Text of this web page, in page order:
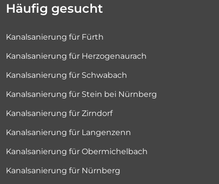
Häufig gesucht
Kanalsanierung für Fürth
Kanalsanierung für Herzogenaurach
Kanalsanierung für Schwabach
Kanalsanierung für Stein bei Nürnberg
Kanalsanierung für Zirndorf
Kanalsanierung für Langenzenn
Kanalsanierung für Obermichelbach
Kanalsanierung für Nürnberg